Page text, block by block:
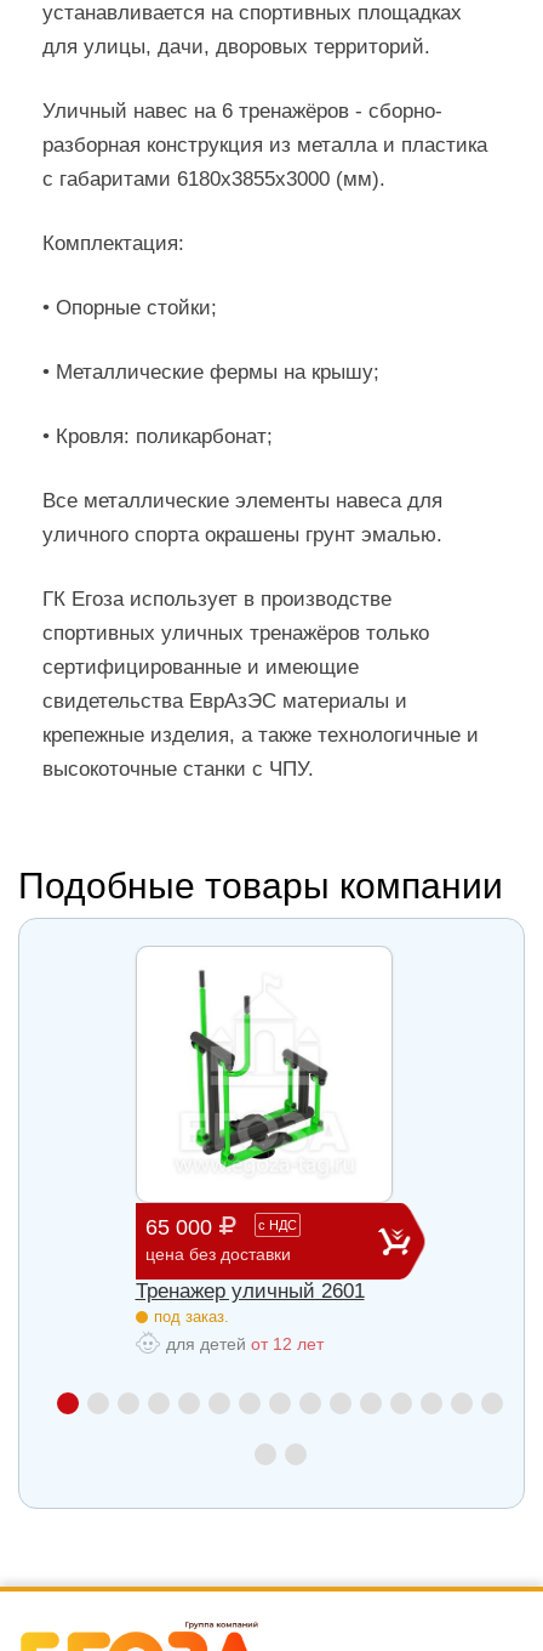
устанавливается на спортивных площадках
для улицы, дачи, дворовых территорий.
Уличный навес на 6 тренажёров - сборно-
разборная конструкция из металла и пластика
с габаритами 6180х3855х3000 (мм).
Комплектация:
• Опорные стойки;
• Металлические фермы на крышу;
• Кровля: поликарбонат;
Все металлические элементы навеса для
уличного спорта окрашены грунт эмалью.
ГК Егоза использует в производстве
спортивных уличных тренажёров только
сертифицированные и имеющие
свидетельства ЕврАзЭС материалы и
крепежные изделия, а также технологичные и
высокоточные станки с ЧПУ.
Подобные товары компании
65 000 с НДС
цена без доставки
Тренажер уличный 2601
под заказ.
для детей от 12 лет